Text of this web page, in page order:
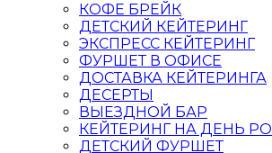
КОФЕ БРЕЙК
ДЕТСКИЙ КЕЙТЕРИНГ
ЭКСПРЕСС КЕЙТЕРИНГ
ФУРШЕТ В ОФИСЕ
ДОСТАВКА КЕЙТЕРИНГА
ДЕСЕРТЫ
ВЫЕЗДНОЙ БАР
КЕЙТЕРИНГ НА ДЕНЬ
ДЕТСКИЙ ФУРШЕТ